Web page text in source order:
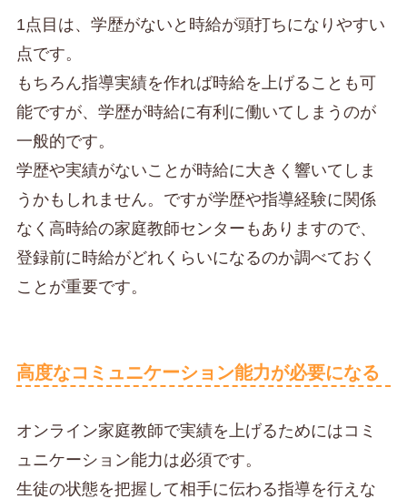
1点目は、学歴がないと時給が頭打ちになりやすい
点です。
もちろん指導実績を作れば時給を上げることも可
能ですが、学歴が時給に有利に働いてしまうのが
一般的です。
学歴や実績がないことが時給に大きく響いてしま
うかもしれません。ですが学歴や指導経験に関係
なく高時給の家庭教師センターもありますので、
登録前に時給がどれくらいになるのか調べておく
ことが重要です。
高度なコミュニケーション能力が必要になる
オンライン家庭教師で実績を上げるためにはコミ
ュニケーション能力は必須です。
生徒の状態を把握して相手に伝わる指導を行えな